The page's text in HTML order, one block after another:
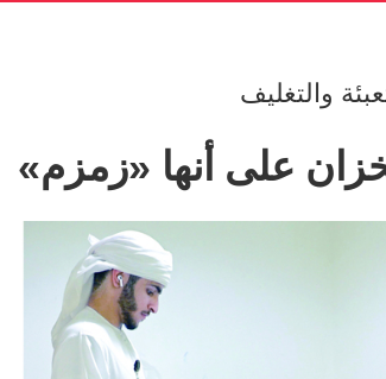
والتغليف
على أنها «زمزم»